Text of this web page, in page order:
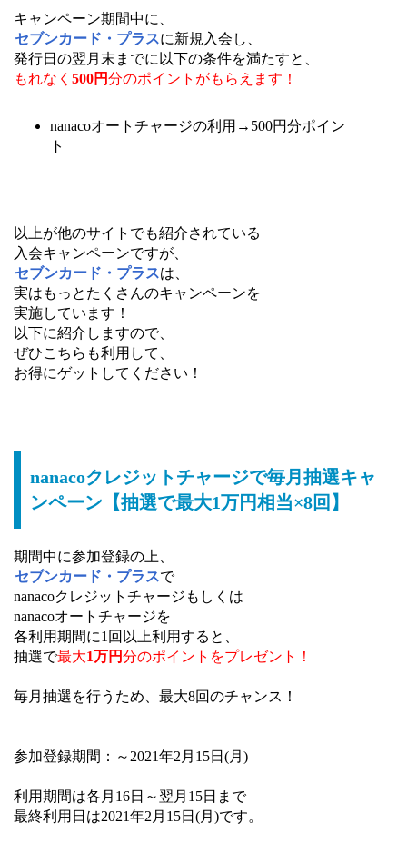
キャンペーン期間中に、
セブンカード・プラスに新規入会し、
発行日の翌月末までに以下の条件を満たすと、
もれなく 500円分のポイントがもらえます！
nanacoオートチャージの利用→500円分ポイン
ト
以上が他のサイトでも紹介されている
入会キャンペーンですが、
セブンカード・プラスは、
実はもっとたくさんのキャンペーンを
実施しています！
以下に紹介しますので、
ぜひこちらも利用して、
お得にゲットしてください！
nanacoクレジットチャージで毎月抽選キャ
ンペーン【抽選で最大1万円相当×8回】
期間中に参加登録の上、
セブンカード・プラスで
nanacoクレジットチャージもしくは
nanacoオートチャージを
各利用期間に1回以上利用すると、
抽選で最大1万円分のポイントをプレゼント！
毎月抽選を行うため、最大8回のチャンス！
参加登録期間：～2021年2月15日(月)
利用期間は各月16日～翌月15日まで
最終利用日は2021年2月15日(月)です。